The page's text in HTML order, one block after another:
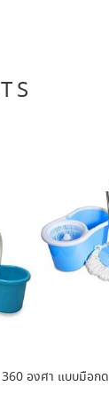
องศา แบบมือกด